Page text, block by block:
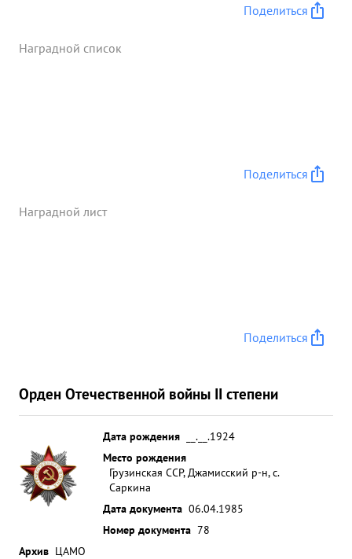
Поделиться
Наградной список
Поделиться
Наградной лист
Поделиться
Орден Отечественной войны II степени
Дата рождения
__.__.1924
Место рождения
Грузинская ССР, Джамисский р-н, с.
Саркина
Дата документа 06.04.1985
Номер документа 78
Архив ЦАМО